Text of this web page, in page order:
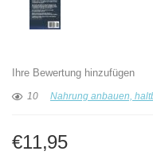
Ihre Bewertung hinzufügen
10 Nahrung anbauen,
€11,95